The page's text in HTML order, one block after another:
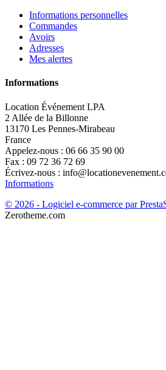
Informations personnelles
Commandes
Avoirs
Adresses
Mes alertes
Informations
Location Événement LPA
2 Allée de la Billonne
13170 Les Pennes-Mirabeau
France
Appelez-nous : 06 66 35 90 00
Fax : 09 72 36 72 69
Écrivez-nous :
Informations
© 2026 - Logiciel e-commerce par
Zerotheme.com